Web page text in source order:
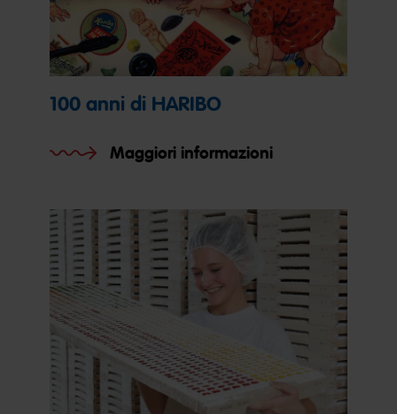
100 anni di HARIBO
Maggiori informazioni